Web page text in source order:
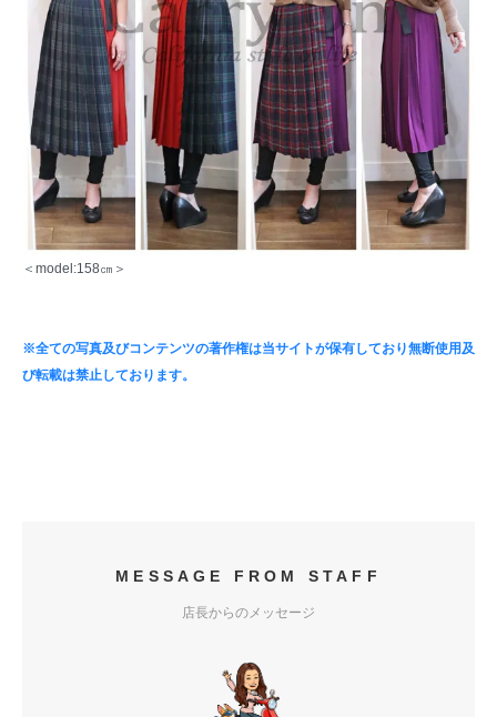
＜model:158㎝＞
※全ての写真及びコンテンツの著作権は当サイトが保有しており無断使用及
び転載は禁止しております。
MESSAGE FROM STAFF
店長からのメッセージ